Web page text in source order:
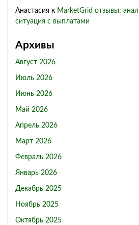
Анастасия к MarketGrid отзывы:
ситуация с выплатами
Архивы
Август 2026
Июль 2026
Июнь 2026
Май 2026
Апрель 2026
Март 2026
Февраль 2026
Январь 2026
Декабрь 2025
Ноябрь 2025
Октябрь 2025